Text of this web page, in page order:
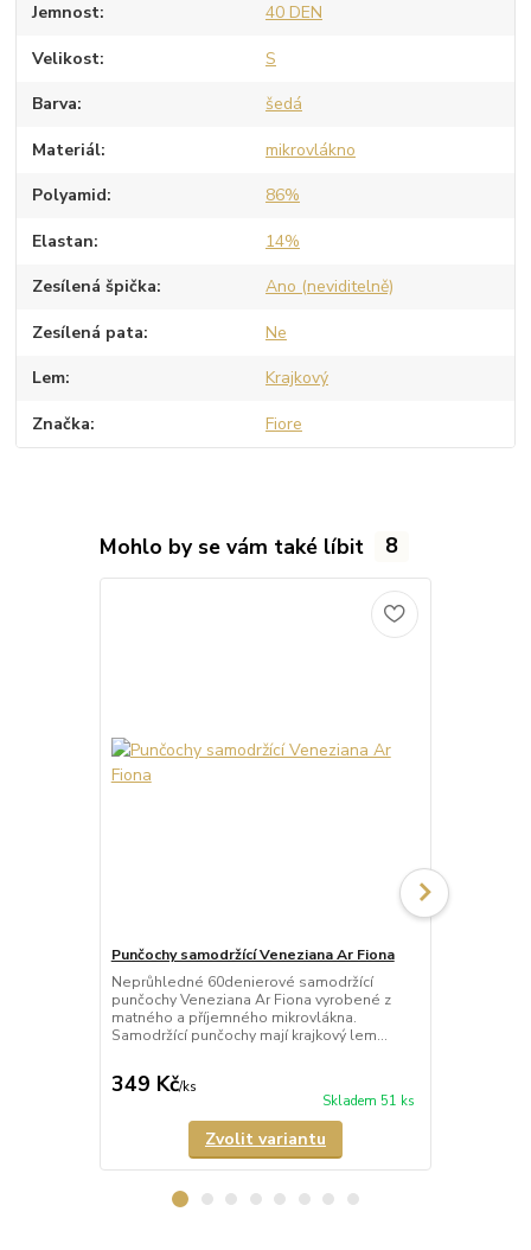
Jemnost 40 DEN
Velikost S
Barva šedá
Materiál mikrovlákno
Polyamid 86%
Elastan 14%
Zesílená špička Ano (neviditelně)
Zesílená pata Ne
Lem Krajkový
Značka Fiore
Mohlo by se vám také líbit 8
Punčochy samodržící Veneziana Ar Fiona
Neprůhledné 60denierové samodržící
punčochy Veneziana Ar Fiona vyrobené z
matného a příjemného mikrovlákna.
Samodržící punčochy mají krajkový lem...
349 Kč/ks
Skladem 51 ks
Zvolit variantu